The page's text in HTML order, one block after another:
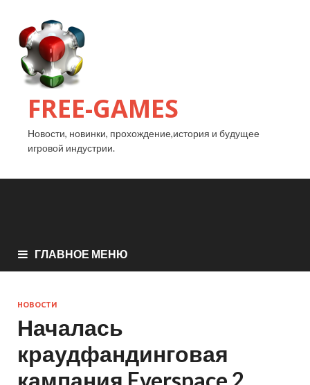
FREE-GAMES
Новости, новинки, прохождение,история и будущее
игровой индустрии.
ГЛАВНОЕ МЕНЮ
НОВОСТИ
Началась
краудфандинговая